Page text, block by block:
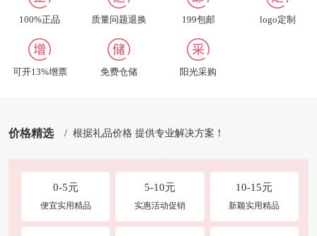
公司给大客户送什么礼品
联系我们
招聘英才
100%正品 质量问题退换 199包邮 logo定制
可开13%增票 免费仓储 阳光采购
价格精选 / 根据礼品价格 提供专业解决方案！
0-5元
便宜实用精品
5-10元
实惠活动促销
10-15元
新颖实用精品